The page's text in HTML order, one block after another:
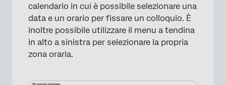
calendario in cui è possibile selezionare una
data e un orario per fissare un colloquio. È
inoltre possibile utilizzare il menu a tendina
in alto a sinistra per selezionare la propria
zona oraria.